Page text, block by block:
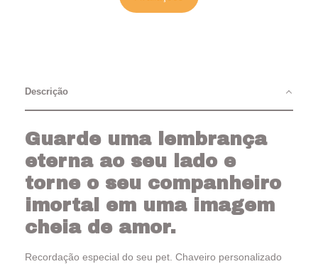
Descrição
Guarde uma lembrança
eterna ao seu lado e
torne o seu companheiro
imortal em uma imagem
cheia de amor.
Recordação especial do seu pet. Chaveiro personalizado